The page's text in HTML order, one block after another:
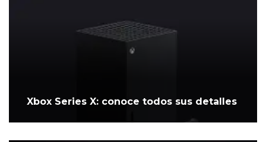
Xbox Series X: conoce todos sus detalles